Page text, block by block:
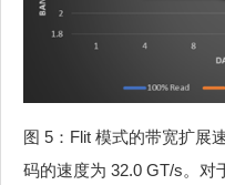
图 5：Flit 模式的带宽扩展
码的速度为 32.0 GT/s。对